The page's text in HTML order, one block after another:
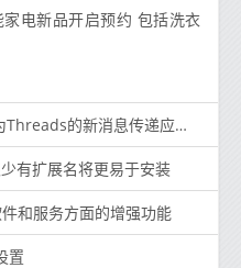
电新品开启预约 包括洗衣
的新消息传递应用程序
有扩展名将更易于安装
和服务方面的增强功能
置